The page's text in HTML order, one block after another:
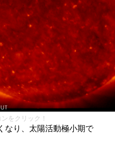
をクリック！
なり、太陽活動極小期で